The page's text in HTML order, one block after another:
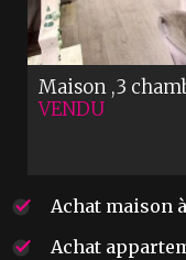
Maison ,3
VENDU
Achat maison à
Achat